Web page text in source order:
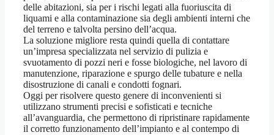
delle abitazioni, sia per i rischi legati alla fuoriuscita di
liquami e alla contaminazione sia degli ambienti interni che
del terreno e talvolta persino dell’acqua.
La soluzione migliore resta quindi quella di contattare
un’impresa specializzata nel servizio di pulizia e
svuotamento di pozzi neri e fosse biologiche, nel lavoro di
manutenzione, riparazione e spurgo delle tubature e nella
disostruzione di canali e condotti fognari.
Oggi per risolvere questo genere di inconvenienti si
utilizzano strumenti precisi e sofisticati e tecniche
all’avanguardia, che permettono di ripristinare rapidamente
il corretto funzionamento dell’impianto e al contempo di